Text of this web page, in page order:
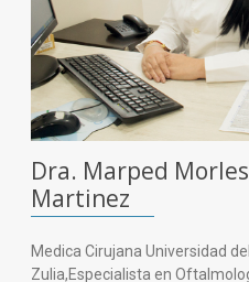
Dra. Marped Morles
Martinez
Medica Cirujana Universidad del
Zulia,Especialista en